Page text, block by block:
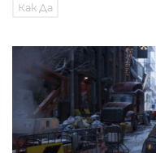
Как Да